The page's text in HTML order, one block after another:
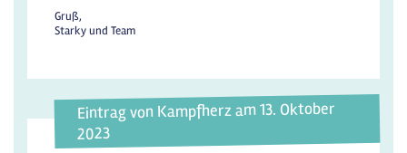
Gruß,
Starky und Team
Eintrag von Kampfherz am 13. Oktober
2023